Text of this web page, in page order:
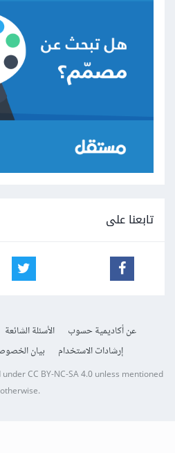
تابعنا على
عن أكاديمية حسوب الأسئلة الشائعة
إرشادات الاستخدام
بيان
underCC BY-NC-SA 4.0unless mentioned
otherwise.